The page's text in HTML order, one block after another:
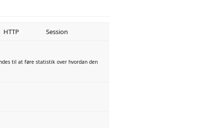
HTTP Session
til at føre statistik over hvordan den